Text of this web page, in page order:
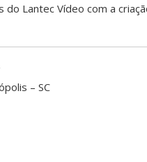
do Lantec Vídeo com a
– SC